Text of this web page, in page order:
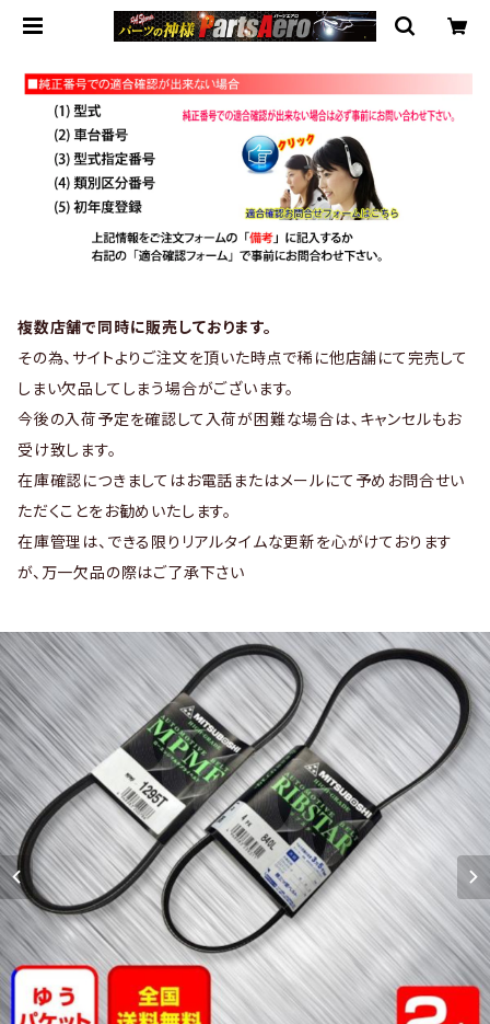
複数店舗で同時に販売しております。
その為、サイトよりご注文を頂いた時点で稀に他店舗にて完売して
しまい欠品してしまう場合がございます。
今後の入荷予定を確認して入荷が困難な場合は、キャンセルもお
受け致します。
在庫確認につきましてはお電話またはメールにて予めお問合せい
ただくことをお勧めいたします。
在庫管理は、できる限りリアルタイムな更新を心がけております
が、万一欠品の際はご了承下さい